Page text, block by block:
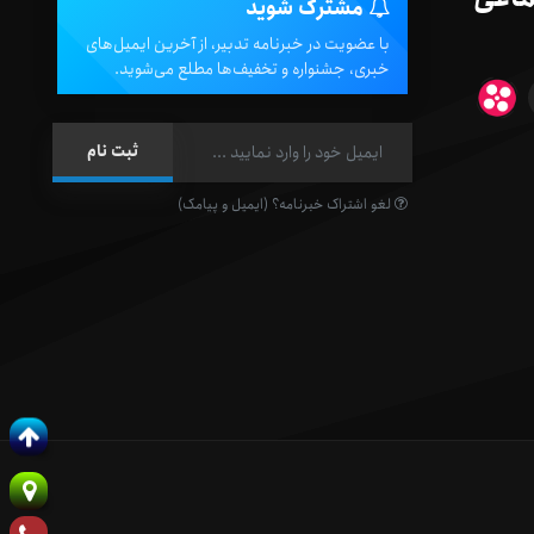
مشترک شوید
با عضویت در خبرنامه تدبیر، از آخرین ایمیل‌های
خبری، جشنواره و تخفیف‌ها مطلع می‌شوید.
لغو اشتراک خبرنامه؟ (ایمیل و پیامک)